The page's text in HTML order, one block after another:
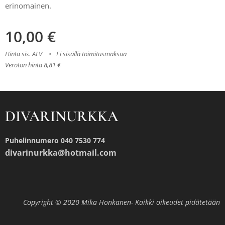
erinomainen.
10,00 €
Hinta sis. ALV
Ei sisällä toimitusmaksua
Veroton hinta 8,81 €
DIVARINURKKA
Puhelinnumero 040 7530 774
divarinurkka@hotmail.com
Copyright © 2020 Mika Honkanen- Kaikki oikeudet pidätetään